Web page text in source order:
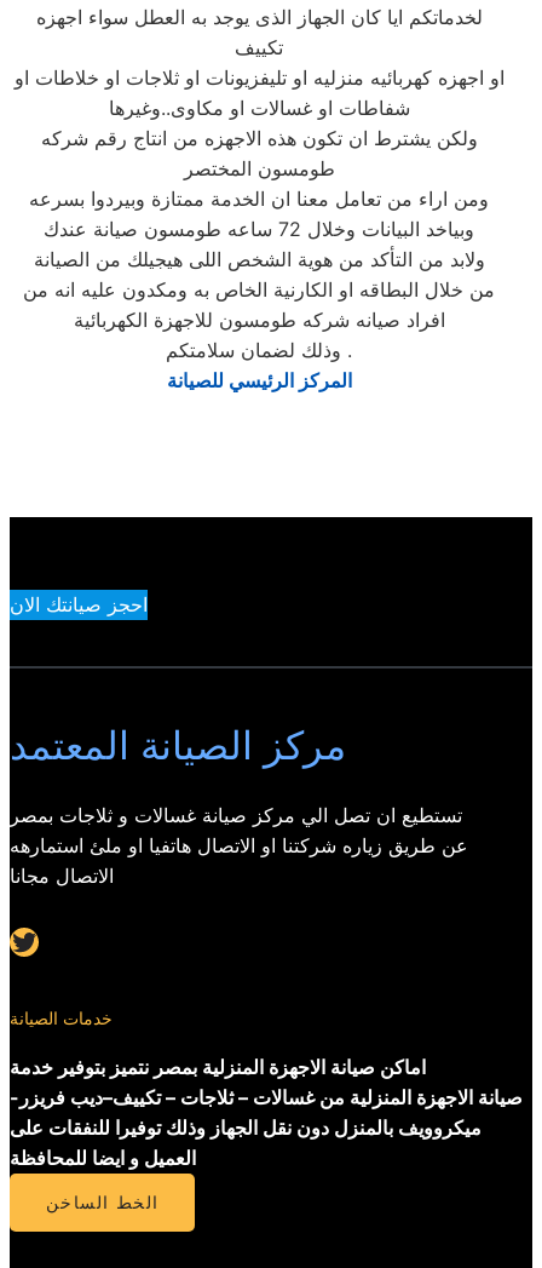
لخدماتكم ايا كان الجهاز الذى يوجد به العطل سواء اجهزه
تكييف
او اجهزه كهربائيه منزليه او تليفزيونات او ثلاجات او خلاطات او
شفاطات او غسالات او مكاوى..وغيرها
ولكن يشترط ان تكون هذه الاجهزه من انتاج رقم شركه
طومسون المختصر
ومن اراء من تعامل معنا ان الخدمة ممتازة وبيردوا بسرعه
وبياخد البيانات وخلال 72 ساعه طومسون صيانة عندك
ولابد من التأكد من هوية الشخص اللى هيجيلك من الصيانة
من خلال البطاقه او الكارنية الخاص به ومكدون عليه انه من
افراد صيانه شركه طومسون للاجهزة الكهربائية
وذلك لضمان سلامتكم .
المركز الرئيسي للصيانة
احجز صيانتك الان
مركز الصيانة المعتمد
تستطيع ان تصل الي مركز صيانة غسالات و ثلاجات بمصر
عن طريق زياره شركتنا او الاتصال هاتفيا او ملئ استمارهه
الاتصال مجانا
Twitter
خدمات الصيانة
اماكن صيانة الاجهزة المنزلية بمصر نتميز بتوفير خدمة
صيانة الاجهزة المنزلية من غسالات – ثلاجات – تكييف–ديب فريزر-
ميكروويف بالمنزل دون نقل الجهاز وذلك توفيرا للنفقات على
العميل و ايضا للمحافظة
الخط الساخن